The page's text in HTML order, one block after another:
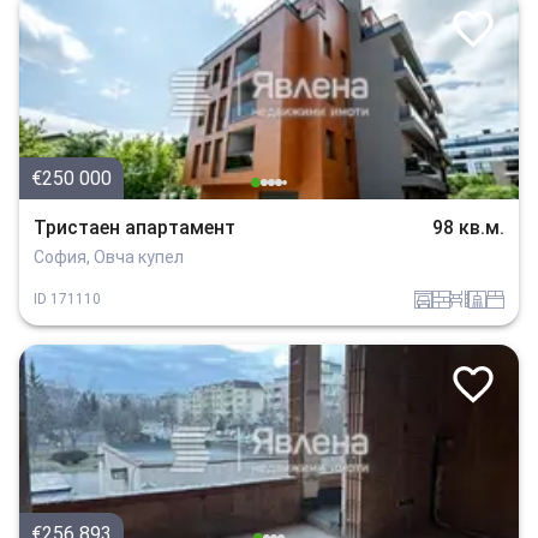
€250 000
Тристаен апартамент 98 кв.м.
София, Овча купел
ID 171110 garajtuhlaobzavejdne_0 sanitarno_pomeshtenie spalnia